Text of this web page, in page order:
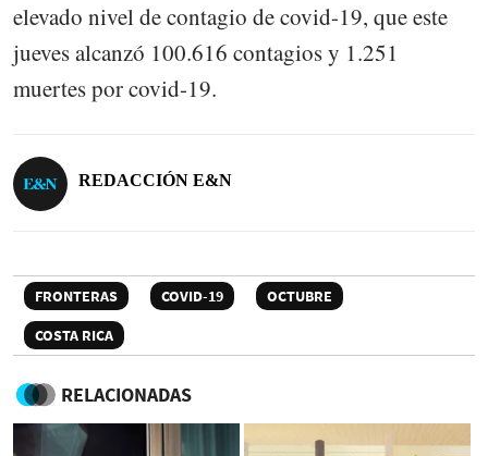
elevado nivel de contagio de covid-19, que este
jueves alcanzó 100.616 contagios y 1.251
muertes por covid-19.
REDACCIÓN E&N
FRONTERAS COVID-19
OCTUBRE
COSTA RICA
RELACIONADAS